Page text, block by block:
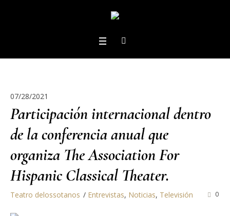
07/28/2021
Participación internacional dentro
de la conferencia anual que
organiza The Association For
Hispanic Classical Theater.
Teatro delossotanos Entrevistas, Noticias, Televisión 0